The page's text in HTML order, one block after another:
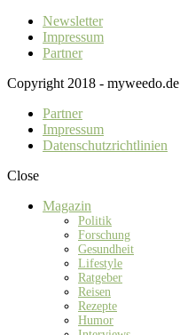
Newsletter
Impressum
Partner
Copyright 2018 - myweedo.de
Partner
Impressum
Datenschutzrichtlinien
Close
Magazin
Politik
Forschung
Gesundheit
Lifestyle
Ratgeber
Reisen
Rezepte
Humor